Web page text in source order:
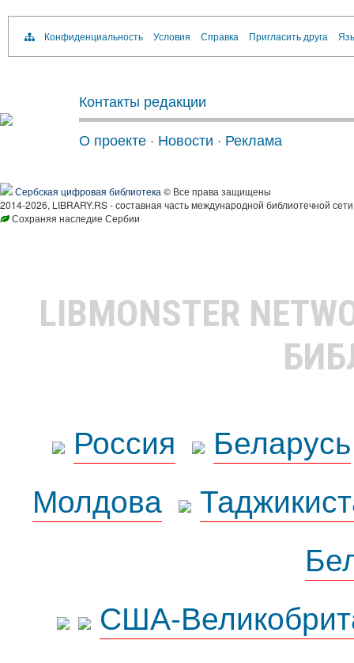
Конфиденциальность Условия Справка Пригласить друга
Контакты редакции
О проекте · Новости · Реклама
Сербская цифровая библиотека © Все права защищены
2014-2026, LIBRARY.RS - составная часть международной библиотечной
Сохраняя наследие Сербии
LIBMONSTER
Россия
Беларусь
Молдова
США-